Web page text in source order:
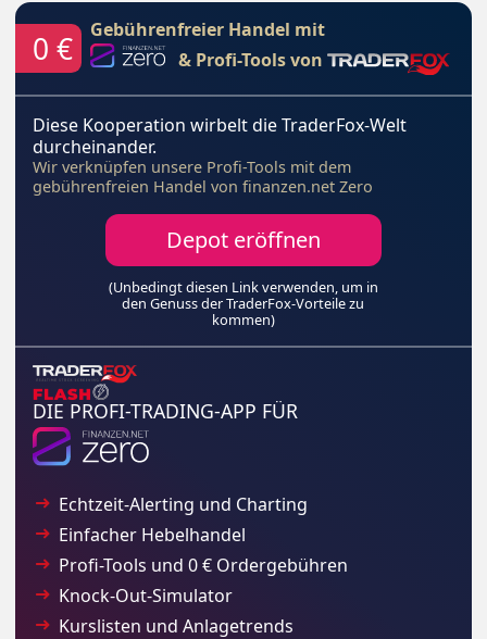
0 €
Gebührenfreier Handel mit
& Profi-Tools von
Diese Kooperation wirbelt die TraderFox-Welt
durcheinander.
Wir verknüpfen unsere Profi-Tools mit dem
gebührenfreien Handel von finanzen.net Zero
Depot eröffnen
(Unbedingt diesen Link verwenden, um in
den Genuss der TraderFox-Vorteile zu
kommen)
DIE PROFI-TRADING-APP FÜR
Echtzeit-Alerting und Charting
Einfacher Hebelhandel
Profi-Tools und 0 € Ordergebühren
Knock-Out-Simulator
Kurslisten und Anlagetrends